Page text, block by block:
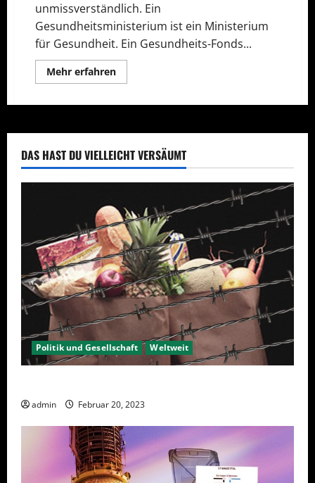
unmissverständlich. Ein
Gesundheitsministerium ist ein Ministerium
für Gesundheit. Ein Gesundheits-Fonds...
Mehr erfahrenMehr
Informationen
Prävention?
DAS HAST DU VIELLEICHT VERSÄUMT
Politik und Gesellschaft Weltweit
admin Februar 20, 2023